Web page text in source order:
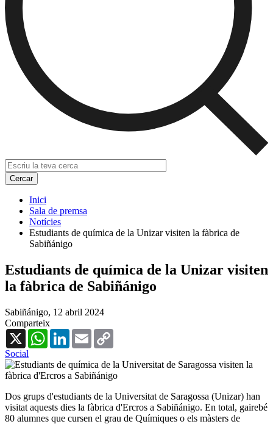
Inici
Sala de premsa
Notícies
Estudiants de química de la Unizar visiten la fàbrica de
Sabiñánigo
Estudiants de química de la Unizar visiten
la fàbrica de Sabiñánigo
Sabiñánigo, 12 abril 2024
Comparteix
X
WhatsAppLinkedInEmail
Social
Dos grups d'estudiants de la Universitat de Saragossa (Unizar) han
visitat aquests dies la fàbrica d'Ercros a Sabiñánigo. En total, gairebé
80 alumnes que cursen el grau de Químiques o els màsters de